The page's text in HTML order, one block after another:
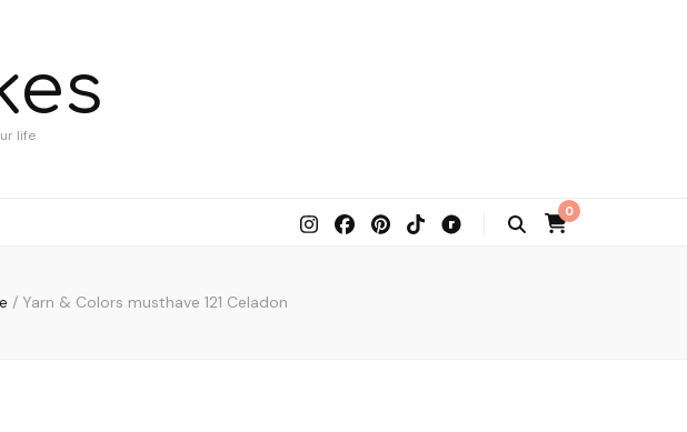
life
0
/ Yarn & Colors musthave 121 Celadon